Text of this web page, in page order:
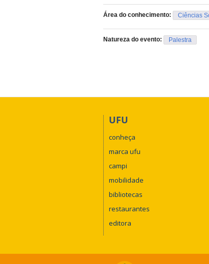
Área do conhecimento: Ciências
Natureza do evento: Palestra
UFU
conheça
marca ufu
campi
mobilidade
bibliotecas
restaurantes
editora